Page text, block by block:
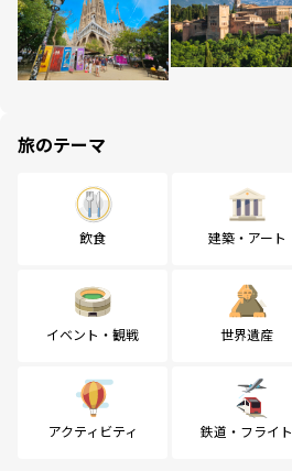
旅のテーマ
飲食 建築・アート
イベント・観戦 世界遺産
アクティビティ 鉄道・フライト